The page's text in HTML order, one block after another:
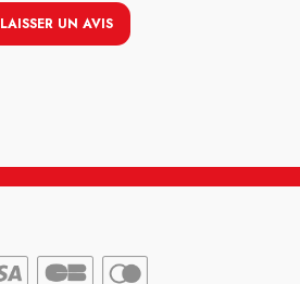
LAISSER UN AVIS